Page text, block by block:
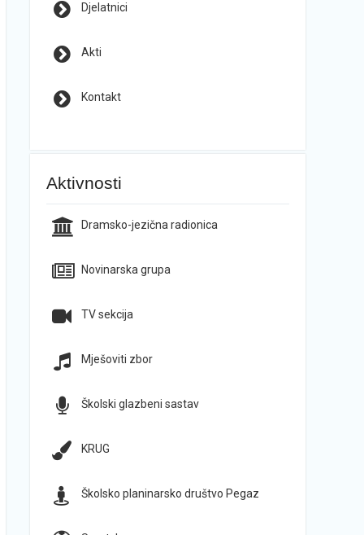
Djelatnici
Akti
Kontakt
Aktivnosti
Dramsko-jezična radionica
Novinarska grupa
TV sekcija
Mješoviti zbor
Školski glazbeni sastav
KRUG
Školsko planinarsko društvo Pegaz